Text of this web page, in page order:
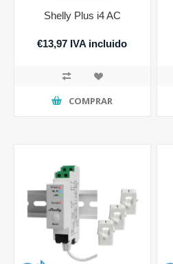
Shelly Plus i4 AC
€13,97 IVA incluido
COMPRAR